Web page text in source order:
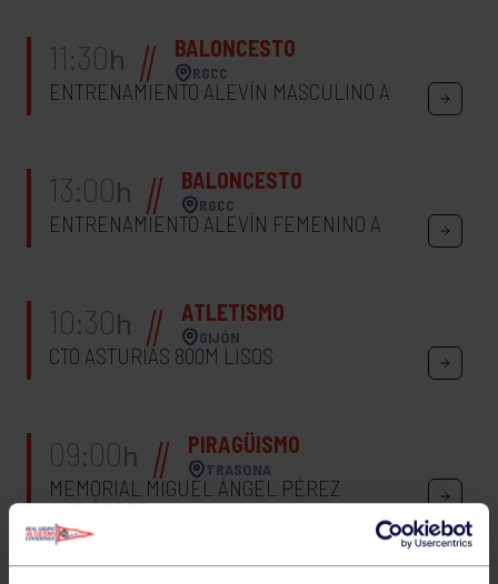
11:30h BALONCESTO
RGCC
ENTRENAMIENTO ALEVÍN MASCULINO A
13:00h BALONCESTO
RGCC
ENTRENAMIENTO ALEVÍN FEMENINO A
10:30h ATLETISMO
GIJÓN
CTO ASTURIAS 800M LISOS
09:00h PIRAGÜISMO
TRASONA
MEMORIAL MIGUEL ÁNGEL PÉREZ
GUTIÉRREZ
SÁBADO